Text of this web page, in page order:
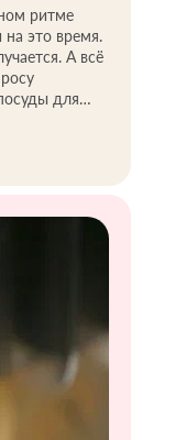
ритме
на это время.
А всё
для